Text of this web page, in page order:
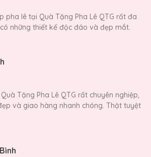
pha lê tại Quà Tặng Pha Lê QTG rất đa
những thiết kế độc đáo và đẹp mắt.
Tặng Pha Lê QTG rất chuyên nghiệp,
và giao hàng nhanh chóng. Thật tuyệt